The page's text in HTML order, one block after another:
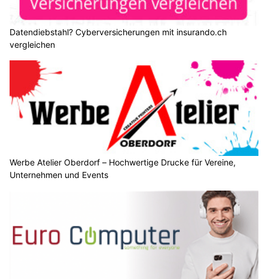
Datendiebstahl? Cyberversicherungen mit insurando.ch
vergleichen
Werbe Atelier Oberdorf – Hochwertige Drucke für Vereine,
Unternehmen und Events